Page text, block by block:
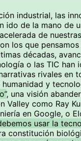
industrial, las
ido de la mano de
de
los que
décadas,
o las TIC han
rivales en
y
, una visión
Valley como Ray
en Google, o
usar la
constitución